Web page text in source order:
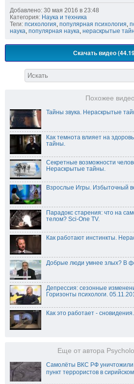
Добавлено: 30 мая 2016 в 23:48
Категория: Наука и техника
Теги: психология, популярная психология,
наука, популярная наука, нераскрытые
Скачать видео
Похожее видео
Тайны звука. Нераскрытые
Как темнота влияет на
тайны.
Секретные возможности
Нераскрытые тайны.
Взрослые Игры. Избыточный
Парадокс старения: что на
телом? Sci-One TV.
Как работают инстинкты.
Добрые люди умнее злых? В
Депрессия: сезонные
Горизонты психологи.
Как это работает -
Еще от автора
Самолёты ВКС РФ
пункт террористов в